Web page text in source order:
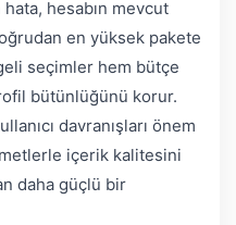
hata, hesabın mevcut
en yüksek pakete
seçimler hem bütçe
bütünlüğünü korur.
davranışları önem
içerik kalitesini
daha güçlü bir